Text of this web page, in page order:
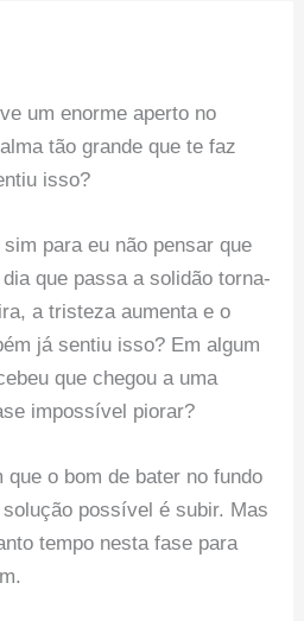
um enorme aperto no
tão grande que te faz
isso?
para eu não pensar que
que passa a solidão torna-
a tristeza aumenta e o
já sentiu isso? Em algum
que chegou a uma
impossível piorar?
o bom de bater no fundo
possível é subir. Mas
tempo nesta fase para